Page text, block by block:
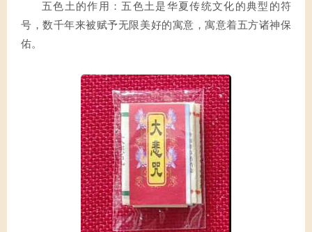
五色土的作用：五色土是华夏传统文化的典型的符
号，数千年来被赋予无限美好的寓意，寓意着五方诸神保
佑。